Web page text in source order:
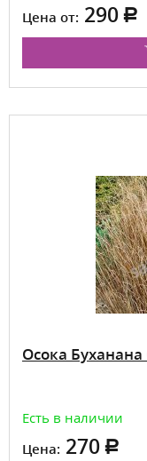
Цена от: 290
Осока
Есть в наличии
Цена: 270